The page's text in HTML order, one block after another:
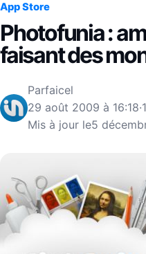
App Store
Photofunia :
faisant des
Parfaicel
29 août 2009 à 16:18·
Mis à jour le5